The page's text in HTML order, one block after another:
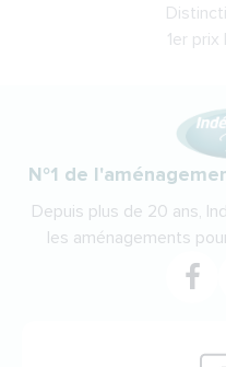
1er
N°1 de
Depuis plus de 20 ans,
les aménagements